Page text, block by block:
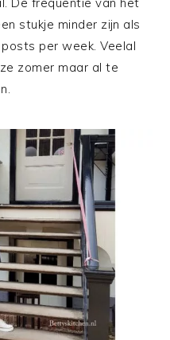
stukje minder zijn als
per week. Veelal
zomer maar al te